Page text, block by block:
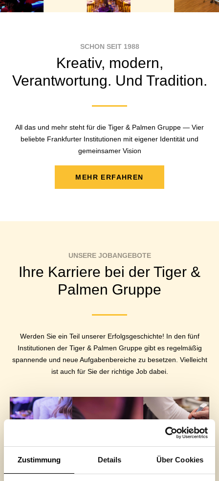
Zustimmung Details Über Cookies
SCHON SEIT 1988
Kreativ, modern,
Verantwortung. Und Tradition.
All das und mehr steht für die Tiger & Palmen Gruppe — Vier
beliebte Frankfurter Institutionen mit eigener Identität und
gemeinsamer Vision
MEHR ERFAHREN
UNSERE JOBANGEBOTE
Ihre Karriere bei der Tiger &
Palmen Gruppe
Werden Sie ein Teil unserer Erfolgsgeschichte! In den fünf
Institutionen der Tiger & Palmen Gruppe gibt es regelmäßig
spannende und neue Aufgabenbereiche zu besetzen. Vielleicht
ist auch für Sie der richtige Job dabei.